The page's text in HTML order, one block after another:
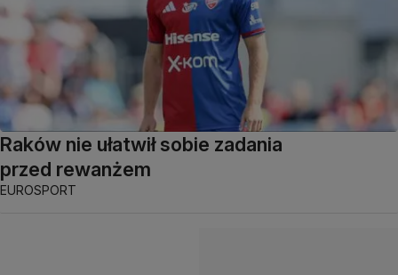
Raków nie ułatwił sobie zadania
przed rewanżem
EUROSPORT